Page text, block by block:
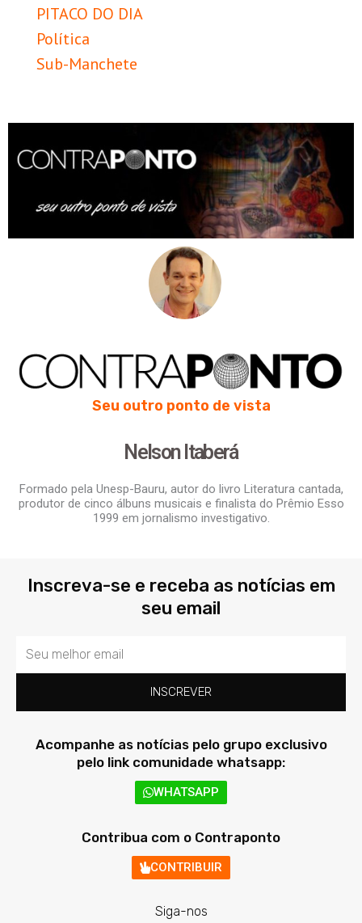
PITACO DO DIA
Política
Sub-Manchete
Seu outro ponto de vista
Nelson Itaberá
Formado pela Unesp-Bauru, autor do livro Literatura cantada,
produtor de cinco álbuns musicais e finalista do Prêmio Esso
1999 em jornalismo investigativo.
Inscreva-se e receba as notícias em
seu email
Email
INSCREVER
Acompanhe as notícias pelo grupo exclusivo
pelo link comunidade whatsapp:
WHATSAPP
Contribua com o Contraponto
CONTRIBUIR
Siga-nos